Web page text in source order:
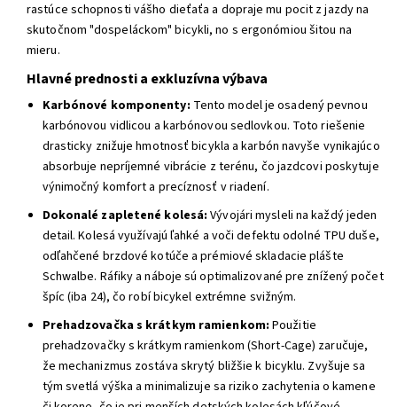
rastúce schopnosti vášho dieťaťa a dopraje mu pocit z jazdy na
skutočnom "dospeláckom" bicykli, no s ergonómiou šitou na
mieru.
Hlavné prednosti a exkluzívna výbava
Karbónové komponenty: Tento model je osadený pevnou
karbónovou vidlicou a karbónovou sedlovkou. Toto riešenie
drasticky znižuje hmotnosť bicykla a karbón navyše vynikajúco
absorbuje nepríjemné vibrácie z terénu, čo jazdcovi poskytuje
výnimočný komfort a precíznosť v riadení.
Dokonalé zapletené kolesá: Vývojári mysleli na každý jeden
detail. Kolesá využívajú ľahké a voči defektu odolné TPU duše,
odľahčené brzdové kotúče a prémiové skladacie plášte
Schwalbe. Ráfiky a náboje sú optimalizované pre znížený počet
špíc (iba 24), čo robí bicykel extrémne svižným.
Prehadzovačka s krátkym ramienkom: Použitie
prehadzovačky s krátkym ramienkom (Short-Cage) zaručuje,
že mechanizmus zostáva skrytý bližšie k bicyklu. Zvyšuje sa
tým svetlá výška a minimalizuje sa riziko zachytenia o kamene